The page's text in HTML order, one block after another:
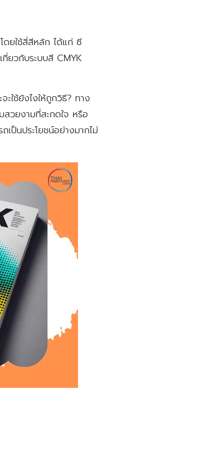
ดยใช้สี่สีหลัก ได้แก่ ซี
ยวกับระบบสี CMYK
ใช้ยังไงให้ถูกวิธี? ทาง
สวยงามที่สะกดใจ หรือ
เป็นประโยชน์อย่างมากไม่